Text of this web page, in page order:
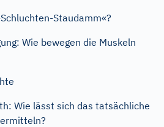
Staudamm«?
Wie bewegen die Muskeln
Wie lässt sich das tatsächliche